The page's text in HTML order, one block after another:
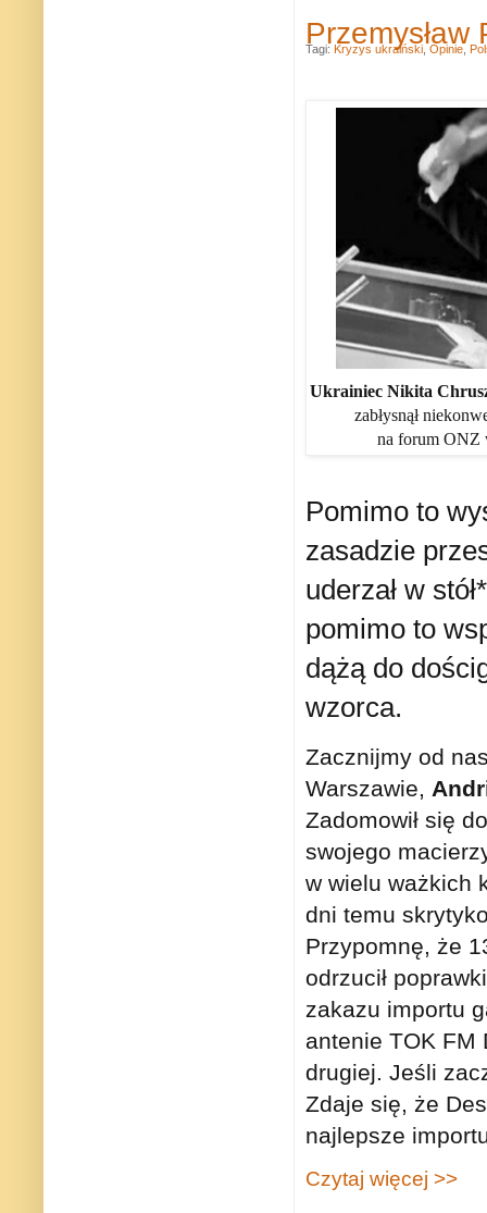
Ukrainiec Nikita
zabłysnął
na forum ONZ
Pomimo to
zasadzie
uderzał w
pomimo to
dążą do
wzorca.
Zacznijmy od
Warszawie,
Zadomowił się
swojego
w wielu ważkich
dni temu
Przypomnę, że
odrzucił
zakazu importu
antenie TOK FM
drugiej. Jeśli
Zdaje się, że
najlepsze
Czytaj więcej >>
Tagi: Kryzys ukraiński Opinie